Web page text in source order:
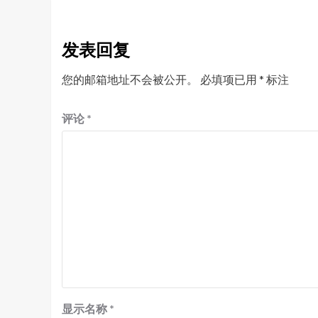
发表回复
您的邮箱地址不会被公开。 必填项已用 * 标注
评论 *
显示名称 *